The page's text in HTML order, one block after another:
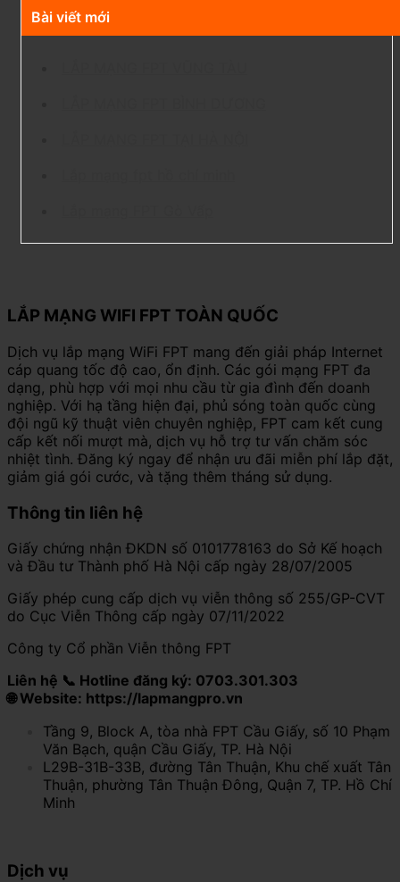
Bài viết mới
LẮP MẠNG WIFI FPT TOÀN QUỐC
Dịch vụ lắp mạng WiFi FPT mang đến giải pháp Internet
cáp quang tốc độ cao, ổn định. Các gói mạng FPT đa
dạng, phù hợp với mọi nhu cầu từ gia đình đến doanh
nghiệp. Với hạ tầng hiện đại, phủ sóng toàn quốc cùng
đội ngũ kỹ thuật viên chuyên nghiệp, FPT cam kết cung
cấp kết nối mượt mà, dịch vụ hỗ trợ tư vấn chăm sóc
nhiệt tình. Đăng ký ngay để nhận ưu đãi miễn phí lắp đặt,
giảm giá gói cước, và tặng thêm tháng sử dụng.
Thông tin liên hệ
Giấy chứng nhận ĐKDN số 0101778163 do Sở Kế hoạch
và Đầu tư Thành phố Hà Nội cấp ngày 28/07/2005
Giấy phép cung cấp dịch vụ viễn thông số 255/GP-CVT
do Cục Viễn Thông cấp ngày 07/11/2022
Công ty Cổ phần Viễn thông FPT
Liên hệ 📞 Hotline đăng ký: 0703.301.303
🌐 Website: https://lapmangpro.vn
Tầng 9, Block A, tòa nhà FPT Cầu Giấy, số 10 Phạm
Văn Bạch, quận Cầu Giấy, TP. Hà Nội
L29B-31B-33B, đường Tân Thuận, Khu chế xuất Tân
Thuận, phường Tân Thuận Đông, Quận 7, TP. Hồ Chí
Minh
Dịch vụ